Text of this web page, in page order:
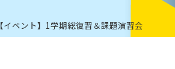
【イベント】1学期総復習＆課題演習会